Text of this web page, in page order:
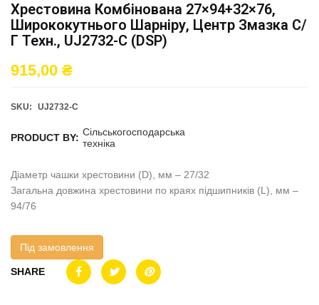
Хрестовина Комбінована 27×94+32×76,
Ширококутнього Шарніру, Центр Змазка С/
Г Техн., UJ2732-C (DSP)
915,00 ₴
SKU: UJ2732-C
PRODUCT BY: Сільськогосподарська
техніка
Діаметр чашки хрестовини (D), мм – 27/32
Загальна довжина хрестовини по краях підшипників (L), мм –
94/76
Під замовлення
SHARE